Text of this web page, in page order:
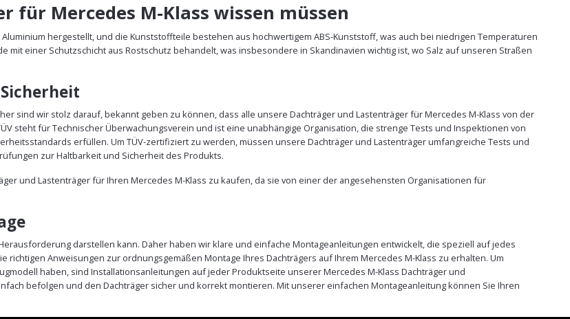
für Mercedes M-Klass wissen müssen
hergestellt, und die Kunststoffteile bestehen aus hochwertigem ABS-Kunststoff, was auch bei niedrigen Temperaturen
einer Schutzschicht aus Rostschutz behandelt, was insbesondere in Skandinavien wichtig ist, wo Salz auf unseren Straßen
sind wir stolz darauf, bekannt geben zu können, dass alle unsere Dachträger und Lastenträger für Mercedes M-Klass von der
steht für Technischer Überwachungsverein und ist eine unabhängige Organisation, die strenge Tests und Inspektionen von
erfüllen. Um TÜV-zertifiziert zu werden, müssen unsere Dachträger und Lastenträger umfangreiche Tests und
zur Haltbarkeit und Sicherheit des Produkts.
und Lastenträger für Ihren Mercedes M-Klass zu kaufen, da sie von einer der angesehensten Organisationen für
darstellen kann. Daher haben wir klare und einfache Montageanleitungen entwickelt, die speziell auf jedes
Anweisungen zur ordnungsgemäßen Montage Ihres Dachträgers auf Ihrem Mercedes M-Klass zu erhalten. Um
haben, sind Installationsanleitungen auf jeder Produktseite unserer Mercedes M-Klass Dachträger und
befolgen und den Dachträger sicher und korrekt montieren. Mit unserer einfachen Montageanleitung können Sie Ihren